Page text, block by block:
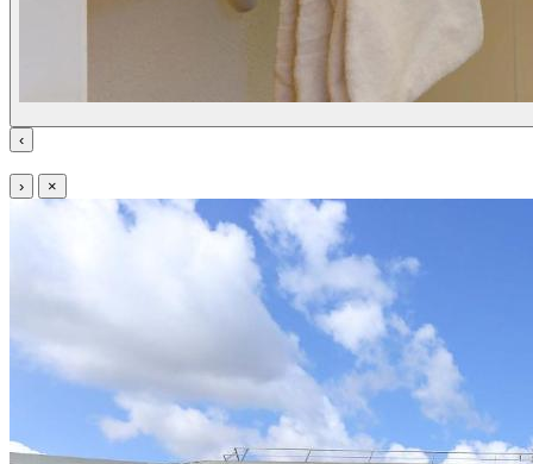
‹
› ×